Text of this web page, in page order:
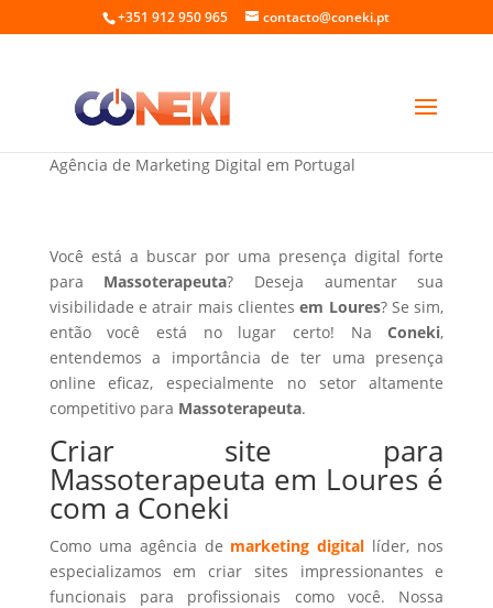
+351 912 950 965 contacto@coneki.pt
Criar site para Massoterapeuta em Loures
Agência de Marketing Digital em Portugal
Você está a buscar por uma presença digital forte
para Massoterapeuta? Deseja aumentar sua
visibilidade e atrair mais clientesem Loures? Se sim,
então você está no lugar certo! NaConeki,
entendemos a importância de ter uma presença
online eficaz, especialmente no setor altamente
competitivo para Massoterapeuta.
Criar site para
Massoterapeuta em Loures é
com a Coneki
Como uma agência de marketing digital líder, nos
especializamos em criar sites impressionantes e
funcionais para profissionais como você. Nossa